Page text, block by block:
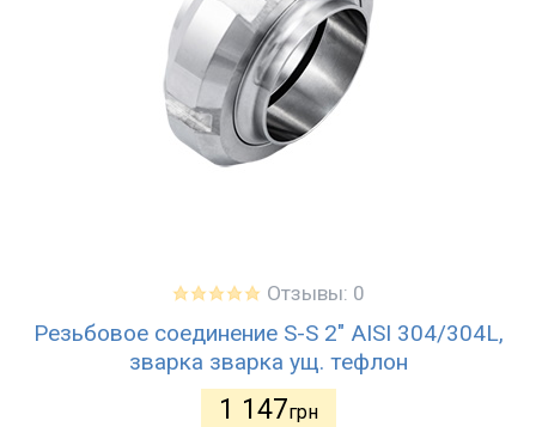
Отзывы: 0
Резьбовое соединение S-S 2" AISI 304/304L,
зварка зварка ущ. тефлон
1 147грн